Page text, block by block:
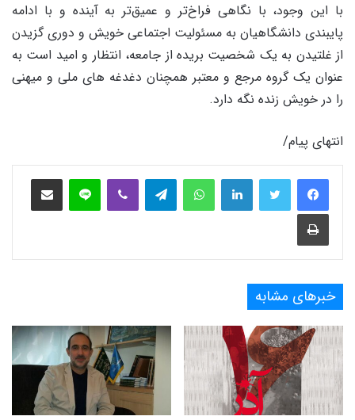
با این وجود، با نگاهی فراخ‌تر و عمیق‌تر به آینده و با ادامه
پایبندی دانشگاهیان به مسئولیت اجتماعی خویش و دوری گزیدن
از غلتیدن به یک شخصیت بریده از جامعه، انتظار و امید است به
عنوان یک گروه مرجع و معتبر همچنان دغدغه های ملی و میهنی
را در خویش زنده نگه دارد.
انتهای پیام/
فیس بوک لینکدین واتس آپ لاین
چاپ
خبرهای مشابه